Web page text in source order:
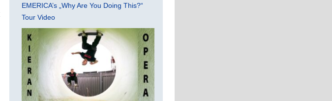
EMERICA’s „Why Are You Doing This?“
Tour Video